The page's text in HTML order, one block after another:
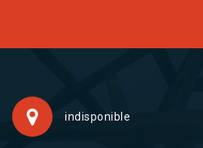
indisponible